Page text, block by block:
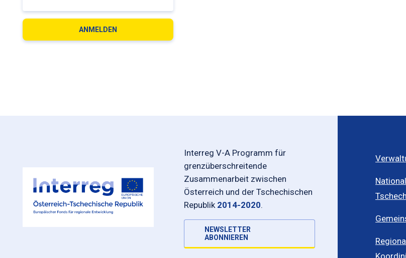
Interreg V-A Programm für
grenzüberschreitende
Zusammenarbeit zwischen
Österreich und der Tschechischen
Republik 2014-2020.
NEWSLETTER
ABONNIEREN